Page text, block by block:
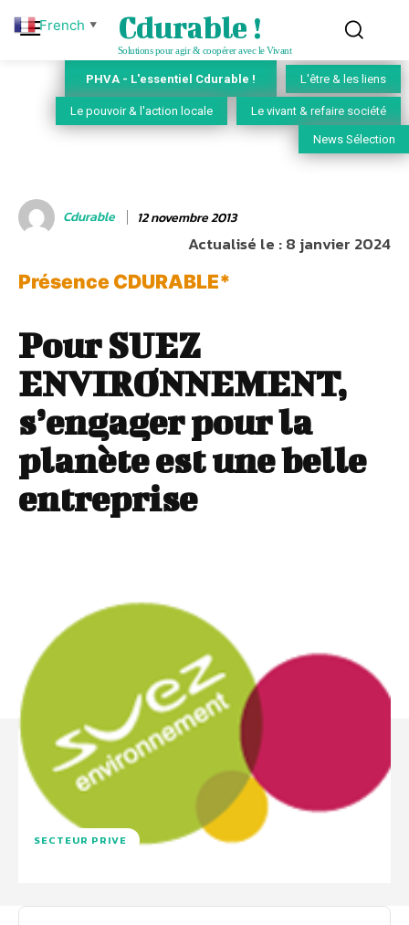
Cdurable !
Solutions pour agir & coopérer avec le Vivant
PHVA - L'essentiel Cdurable ! L'être & les liens
Le pouvoir & l'action locale Le vivant & refaire société
News Sélection
Cdurable 12 novembre 2013
Actualisé le :8 janvier 2024
Présence CDURABLE*
Pour SUEZ
ENVIRONNEMENT,
s’engager pour la
planète est une belle
entreprise
SECTEUR PRIVE
French ▼